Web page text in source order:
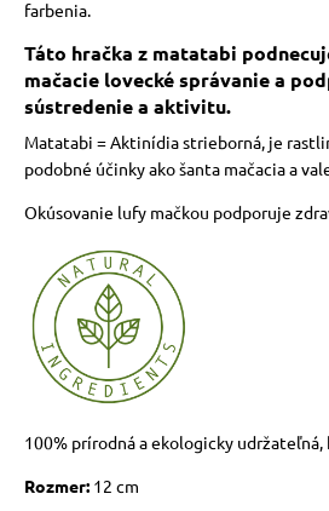
farbenia.
Táto hračka z matatabi
mačacie lovecké správanie a
sústredenie a aktivitu.
Matatabi = Aktinídia strieborná, je
podobné účinky ako šanta mačacia a
Okúsovanie lufy mačkou podporuje
100% prírodná a ekologicky
Rozmer:12 cm